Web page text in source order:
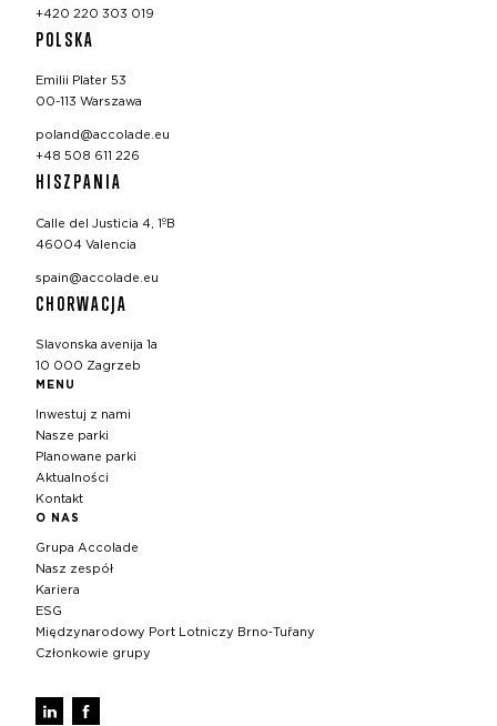
+420 220 303 019
POLSKA
Emilii Plater 53
00-113 Warszawa
poland@accolade.eu
+48 508 611 226
HISZPANIA
Calle del Justicia 4, 1ºB
46004 Valencia
spain@accolade.eu
CHORWACJA
Slavonska avenija 1a
10 000 Zagrzeb
MENU
Inwestuj z nami
Nasze parki
Planowane parki
Aktualności
Kontakt
O NAS
Grupa Accolade
Nasz zespół
Kariera
ESG
Międzynarodowy Port Lotniczy Brno‑Tuřany
Członkowie grupy